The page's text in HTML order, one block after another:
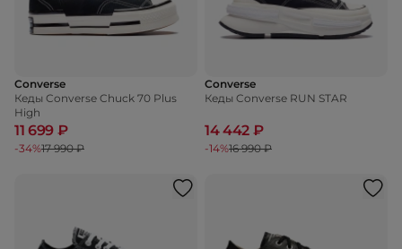
Converse
Кеды Converse Chuck 70 Plus
High
11 699 ₽
-34%17 990 ₽
Converse
Кеды Converse RUN STAR
14 442 ₽
-14%16 990 ₽